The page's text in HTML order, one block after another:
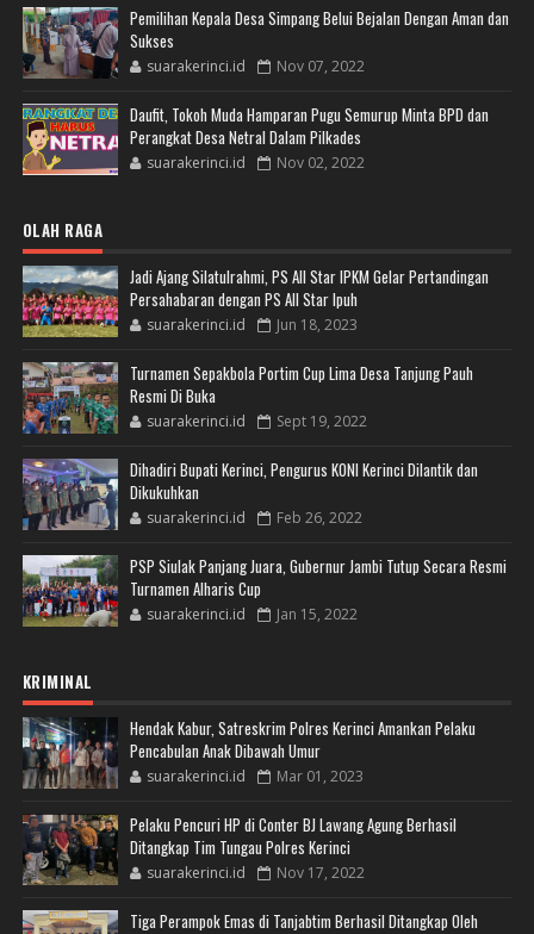
Pemilihan Kepala Desa Simpang Belui Bejalan Dengan Aman dan
Sukses
suarakerinci.id Nov 07, 2022
Daufit, Tokoh Muda Hamparan Pugu Semurup Minta BPD dan
Perangkat Desa Netral Dalam Pilkades
suarakerinci.id Nov 02, 2022
OLAH RAGA
Jadi Ajang Silatulrahmi, PS All Star IPKM Gelar Pertandingan
Persahabaran dengan PS All Star Ipuh
suarakerinci.id Jun 18, 2023
Turnamen Sepakbola Portim Cup Lima Desa Tanjung Pauh
Resmi Di Buka
suarakerinci.id Sept 19, 2022
Dihadiri Bupati Kerinci, Pengurus KONI Kerinci Dilantik dan
Dikukuhkan
suarakerinci.id Feb 26, 2022
PSP Siulak Panjang Juara, Gubernur Jambi Tutup Secara Resmi
Turnamen Alharis Cup
suarakerinci.id Jan 15, 2022
KRIMINAL
Hendak Kabur, Satreskrim Polres Kerinci Amankan Pelaku
Pencabulan Anak Dibawah Umur
suarakerinci.id Mar 01, 2023
Pelaku Pencuri HP di Conter BJ Lawang Agung Berhasil
Ditangkap Tim Tungau Polres Kerinci
suarakerinci.id Nov 17, 2022
Tiga Perampok Emas di Tanjabtim Berhasil Ditangkap Oleh